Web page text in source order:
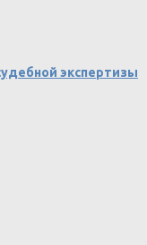
экспертизы